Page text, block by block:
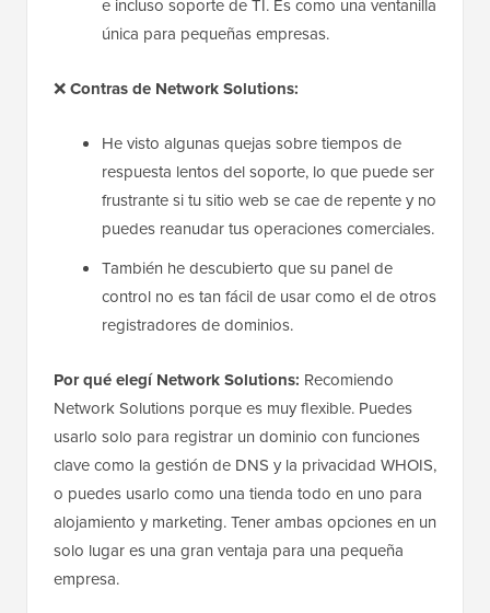
e incluso soporte de TI. Es como una ventanilla
única para pequeñas empresas.
❌Contras de Network Solutions:
He visto algunas quejas sobre tiempos de
respuesta lentos del soporte, lo que puede ser
frustrante si tu sitio web se cae de repente y no
puedes reanudar tus operaciones comerciales.
También he descubierto que su panel de
control no es tan fácil de usar como el de otros
registradores de dominios.
Por qué elegí Network Solutions: Recomiendo
Network Solutions porque es muy flexible. Puedes
usarlo solo para registrar un dominio con funciones
clave como la gestión de DNS y la privacidad WHOIS,
o puedes usarlo como una tienda todo en uno para
alojamiento y marketing. Tener ambas opciones en un
solo lugar es una gran ventaja para una pequeña
empresa.